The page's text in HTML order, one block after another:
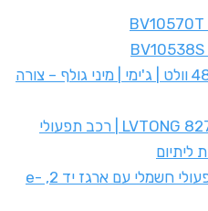
קלנועית זוגית 48 וולט | ג'ימי | מיני גולף – צורה
LVTONG 827G LONG 4+2 | רכב תפעולי
למכירה רכב תפעולי חשמלי עם ארגז יד 2, e-